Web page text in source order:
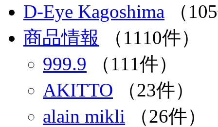
D-Eye Kagoshima （
商品情報 （1110件）
999.9 （111件）
AKITTO （23件）
alain mikli （26件）